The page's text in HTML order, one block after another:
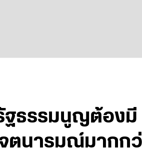
ธรรมนูญต้องมี
จตนารมณ์มากก